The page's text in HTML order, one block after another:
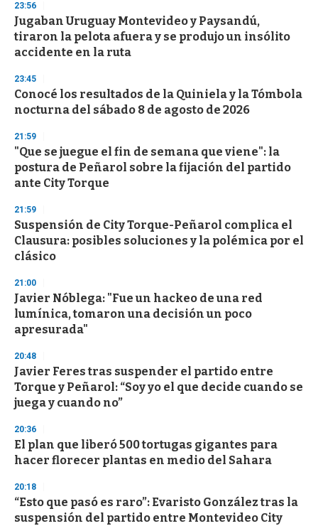
d
s
o
f
3
s
e
c
o
d
s
23:56
Jugaban Uruguay Montevideo y Paysandú,
tiraron la pelota afuera y se produjo un insólito
accidente en la ruta
23:45
Conocé los resultados de la Quiniela y la Tómbola
nocturna del sábado 8 de agosto de 2026
21:59
"Que se juegue el fin de semana que viene": la
postura de Peñarol sobre la fijación del partido
ante City Torque
21:59
Suspensión de City Torque-Peñarol complica el
Clausura: posibles soluciones y la polémica por el
clásico
21:00
Javier Nóblega: "Fue un hackeo de una red
lumínica, tomaron una decisión un poco
apresurada"
20:48
Javier Feres tras suspender el partido entre
Torque y Peñarol: “Soy yo el que decide cuando se
juega y cuando no”
20:36
El plan que liberó 500 tortugas gigantes para
hacer florecer plantas en medio del Sahara
20:18
“Esto que pasó es raro”: Evaristo González tras la
suspensión del partido entre Montevideo City